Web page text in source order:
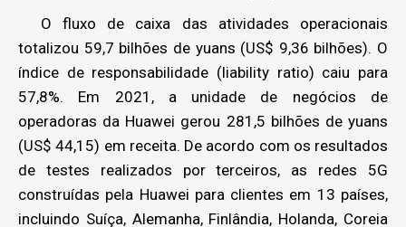
O fluxo de caixa das atividades operacionais
totalizou 59,7 bilhões de yuans (US$ 9,36 bilhões). O
índice de responsabilidade (liability ratio) caiu para
57,8%. Em 2021, a unidade de negócios de
operadoras da Huawei gerou 281,5 bilhões de yuans
(US$ 44,15) em receita. De acordo com os resultados
de testes realizados por terceiros, as redes 5G
construídas pela Huawei para clientes em 13 países,
incluindo Suíça, Alemanha, Finlândia, Holanda, Coreia